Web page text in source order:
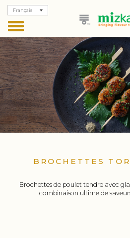
Français
BROCHETTES
Brochettes de poulet tendre avec
combinaison ultime de